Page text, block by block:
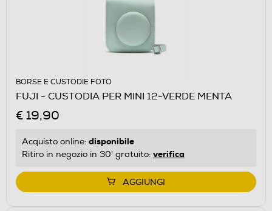
BORSE E CUSTODIE FOTO
FUJI - CUSTODIA PER MINI 12-VERDE MENTA
€ 19,90
Acquisto online: disponibile
Ritiro in negozio in 30' gratuito: verifica
AGGIUNGI